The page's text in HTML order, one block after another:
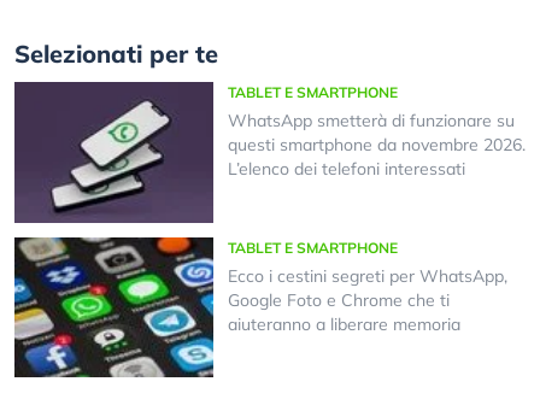
Selezionati per te
TABLET E SMARTPHONE
WhatsApp smetterà di funzionare su
questi smartphone da novembre 2026.
L’elenco dei telefoni interessati
TABLET E SMARTPHONE
Ecco i cestini segreti per WhatsApp,
Google Foto e Chrome che ti
aiuteranno a liberare memoria